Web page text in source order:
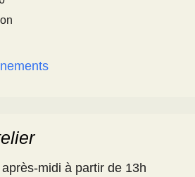
midi à partir de 13h